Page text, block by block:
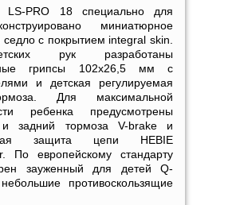
PRO 18 специально для
миниатюрное
с покрытием integral skin.
рук разработаны
грипсы 102х26,5 мм с
и детская регулируемая
Для максимальной
ребенка предусмотрены
и задний тормоза V-brake и
защита цепи HEBIE
По европейскому стандарту
зауженный для детей Q-
противоскользящие